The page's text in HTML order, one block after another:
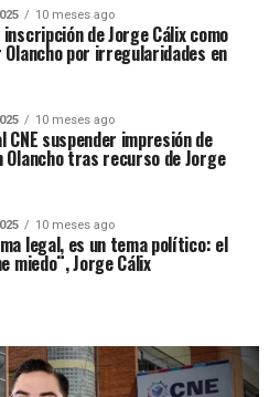
10 meses ago
inscripción de Jorge Cálix como
Olancho por irregularidades en
10 meses ago
CNE suspender impresión de
Olancho tras recurso de Jorge
10 meses ago
legal, es un tema político: el
miedo¨, Jorge Cálix